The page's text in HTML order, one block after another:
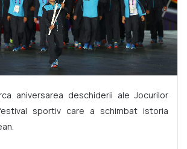
aniversarea deschiderii ale Jocurilor
sportiv care a schimbat istoria